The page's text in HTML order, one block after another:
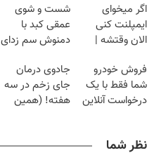
اگر میخوای
ایمپلنت کنی
الان وقتشه |
میلیون تومان!!!
شست و شوی
عمقی کبد با
دمنوش سم زدای
فروش خودرو
شما فقط با یک
درخواست آنلاین
جادوی درمان
جای زخم در سه
هفته! (همین
نظر شما